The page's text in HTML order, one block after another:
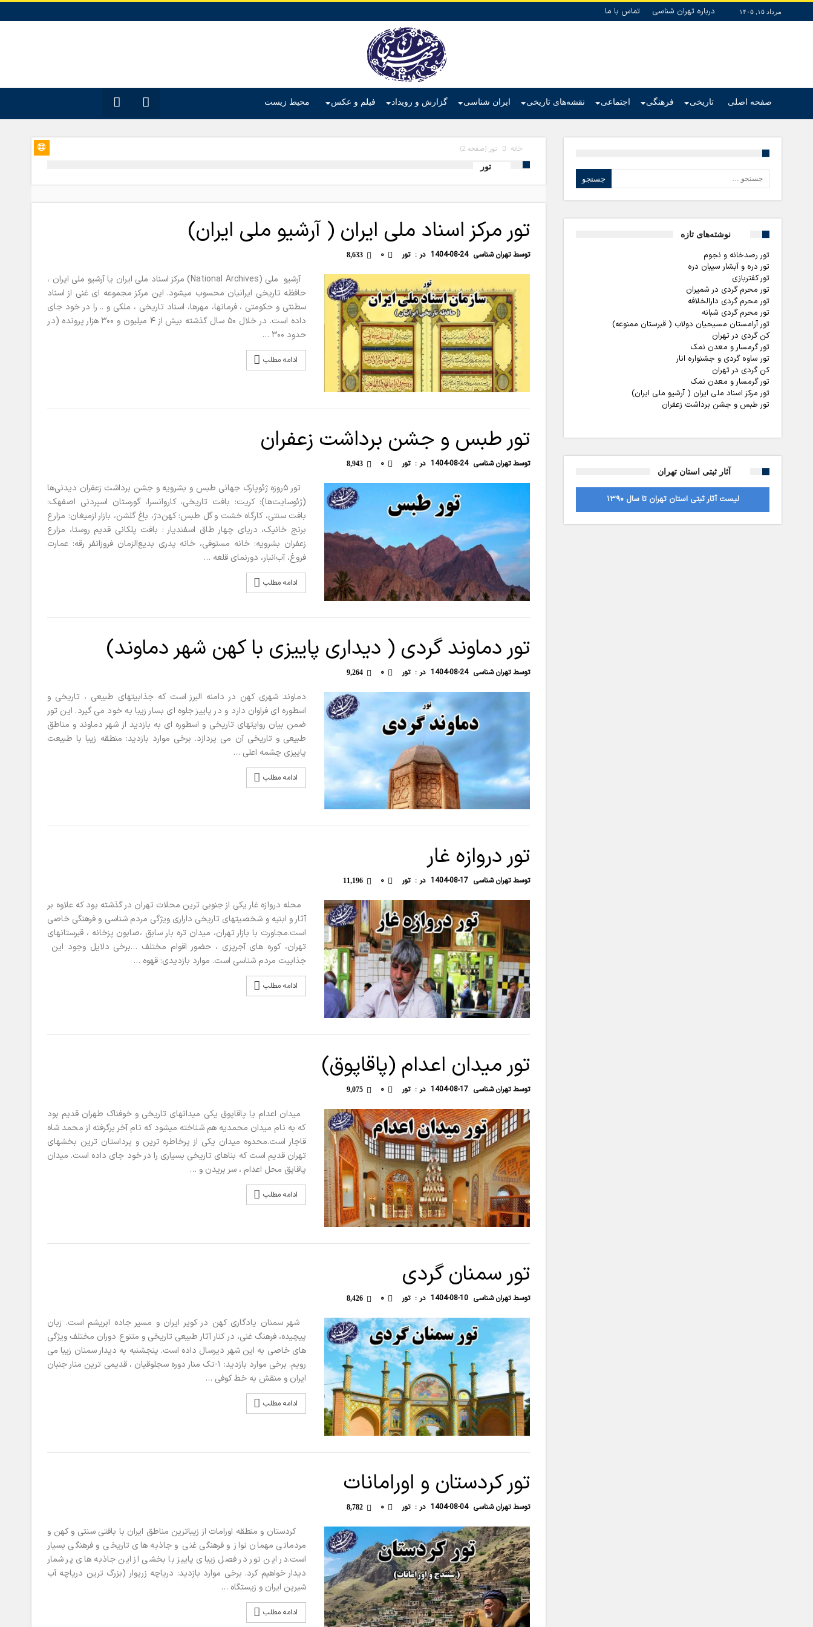
مرداد ۱۵, ۱۴۰۵ درباره تهران شناسی تماس با ما
صفحه اصلی تاریخی فرهنگی اجتماعی نقشه‌های تاریخی ایران شناسی گزارش و رویداد فیلم و عکس محیط زیست
خانه تور (صفحه 2)
تور
تور مرکز اسناد ملی ایران ( آرشیو ملی ایران)
توسطتهران شناسی 1404-08-24 در :تور ۰ 8,633
آرشیو ملی (National Archives) مرکز اسناد ملی ایران یا آرشیو ملی ایران ،
حافظه تاریخی ایرانیان محسوب میشود. این مرکز مجموعه ای غنی از اسناد
سطنتی و حکومتی ، فرمانها، مهرها، اسناد تاریخی ، ملکی و .. را در خود جای
داده است. در خلال ۵۰ سال گذشته بیش از ۴ میلیون و ۳۰۰ هزار پرونده (در
حدود ۳۰۰ …
ادامه مطلب
تور طبس و جشن برداشت زعفران
توسطتهران شناسی 1404-08-24 در :تور ۰ 8,943
تور ۵روزه ژئوپارک جهانی طبس و بشرویه و جشن برداشت زعفران دیدنی‌ها
(ژئوسایت‌ها): کریت: بافت تاریخی، کاروانسرا، گورستان اسپردنی اصفهک:
بافت سنتی، کارگاه خشت و گل طبس: کهن‌دژ، باغ گلشن، بازار ازمیغان: مزارع
برنج خانیک، دریای چهار طاق اسفندیار : بافت پلکانی قدیم روستا، مزارع
زعفران بشرویه: خانه مستوفی، خانه پدری بدیع‌الزمان فروزانفر رقه: عمارت
فروغ، آب‌انبار، دورنمای قلعه …
ادامه مطلب
تور دماوند گردی ( دیداری پاییزی با کهن شهر دماوند)
توسطتهران شناسی 1404-08-24 در :تور ۰ 9,264
دماوند شهری کهن در دامنه البرز است که جذابیتهای طبیعی ، تاریخی و
اسطوره ای فراوان دارد و در پاییز جلوه ای بسار زیبا به خود می گیرد. این تور
ضمن بیان روایتهای تاریخی و اسطوره ای به بازدید از شهر دماوند و مناطق
طبیعی و تاریخی آن می پردازد. برخی موارد بازدید: منطقه زیبا با طبیعت
پاییزی چشمه اعلی …
ادامه مطلب
تور دروازه غار
توسطتهران شناسی 1404-08-17 در :تور ۰ 11,196
محله دروازه غار یکی از جنوبی ترین محلات تهران در گذشته بود که علاوه بر
آثار و ابنیه و شخصیتهای تاریخی داراری ویژگی مردم شناسی و فرهنگی خاصی
است.مجاورت با بازار تهران، میدان تره بار سابق ،صابون پزخانه ، قبرستانهای
تهران، کوره های آجرپزی ، حضور اقوام مختلف …برخی دلایل وجود این
جذابیت مردم شناسی است. موارد بازدیدی: قهوه …
ادامه مطلب
تور میدان اعدام (پاقاپوق)
توسطتهران شناسی 1404-08-17 در :تور ۰ 9,075
میدان اعدام یا پاقاپوق یکی میدانهای تاریخی و خوفناک طهران قدیم بود
که به نام میدان محمدیه هم شناخته میشود که نام آخر برگرفته از محمد شاه
قاجار است.محدوه میدان یکی از پرخاطره ترین و پرداستان ترین بخشهای
تهران قدیم است که بناهای تاریخی بسیاری را در خود جای داده است. میدان
پاقاپق محل اعدام ، سر بریدن و …
ادامه مطلب
تور سمنان گردی
توسطتهران شناسی 1404-08-10 در :تور ۰ 8,426
شهر سمنان یادگاری کهن در کویر ایران و مسیر جاده ابریشم است. زبان
پیچیده، فرهنگ غنی، در کنار آثار طبیعی تاریخی و متنوع دوران مختلف ویژگی
های خاصی به این شهر دیرسال داده است. پنجشنبه به دیدار سمنان زیبا می
رویم. برخی موارد بازدید: ۱-تک منار دوره سجلوقیان ، قدیمی ترین منار جنبان
ایران و منقش به خط کوفی …
ادامه مطلب
تور کردستان و اورامانات
توسطتهران شناسی 1404-08-04 در :تور ۰ 8,782
کردستان و منطقه اورامات از زیباترین مناطق ایران با بافتی سنتی و کهن و
مردمانی مهمان نواز و فرهنگی غنی و جاذبه های تاریخی و فرهنگی بسیار
است.در این تور در فصل زیبای پاییز با بخشی از این جاذبه های پر شمار
دیدار خواهیم کرد. برخی موارد بازدید: دریاچه زریوار (بزرگ ترین دریاچه آب
شیرین ایران و زیستگاه …
ادامه مطلب
جستجو برای:
نوشته‌های تازه
تور رصدخانه و نجوم
تور دره و آبشار سیبان دره
تور کفتربازی
تور محرم گردی در شمیران
تور محرم گردی دارالخلافه
تور محرم گردی شبانه
تور آرامستان مسیحیان دولاب ( قبرستان ممنوعه)
کن گردی در تهران
تور گرمسار و معدن نمک
تور ساوه گردی و جشنواره انار
کن گردی در تهران
تور گرمسار و معدن نمک
تور مرکز اسناد ملی ایران ( آرشیو ملی ایران)
تور طبس و جشن برداشت زعفران
آثار ثبتی استان تهران
لیست آثار ثبتی استان تهران تا سال ۱۳۹۰